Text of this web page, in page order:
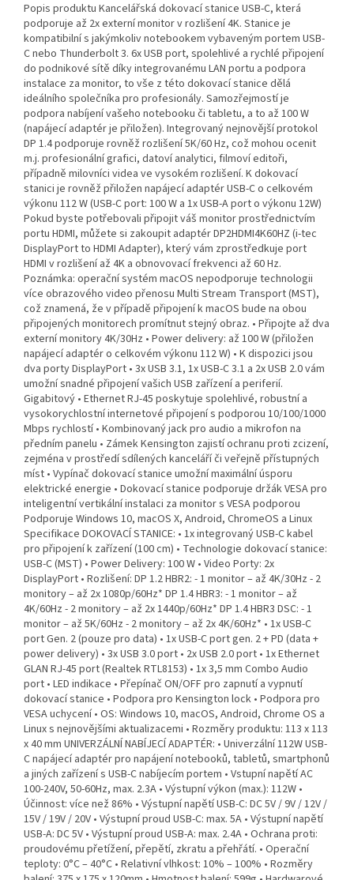
Popis produktu Kancelářská dokovací stanice USB-C, která
podporuje až 2x externí monitor v rozlišení 4K. Stanice je
kompatibilní s jakýmkoliv notebookem vybaveným portem USB-
C nebo Thunderbolt 3. 6x USB port, spolehlivé a rychlé připojení
do podnikové sítě díky integrovanému LAN portu a podpora
instalace za monitor, to vše z této dokovací stanice dělá
ideálního společníka pro profesionály. Samozřejmostí je
podpora nabíjení vašeho notebooku či tabletu, a to až 100 W
(napájecí adaptér je přiložen). Integrovaný nejnovější protokol
DP 1.4 podporuje rovněž rozlišení 5K/60 Hz, což mohou ocenit
m.j. profesionální grafici, datoví analytici, filmoví editoři,
případně milovníci videa ve vysokém rozlišení. K dokovací
stanici je rovněž přiložen napájecí adaptér USB-C o celkovém
výkonu 112 W (USB-C port: 100 W a 1x USB-A port o výkonu 12W)
Pokud byste potřebovali připojit váš monitor prostřednictvím
portu HDMI, můžete si zakoupit adaptér DP2HDMI4K60HZ (i-tec
DisplayPort to HDMI Adapter), který vám zprostředkuje port
HDMI v rozlišení až 4K a obnovovací frekvenci až 60 Hz.
Poznámka: operační systém macOS nepodporuje technologii
více obrazového video přenosu Multi Stream Transport (MST),
což znamená, že v případě připojení k macOS bude na obou
připojených monitorech promítnut stejný obraz. • Připojte až dva
externí monitory 4K/30Hz • Power delivery: až 100 W (přiložen
napájecí adaptér o celkovém výkonu 112 W) • K dispozici jsou
dva porty DisplayPort • 3x USB 3.1, 1x USB-C 3.1 a 2x USB 2.0 vám
umožní snadné připojení vašich USB zařízení a periferií.
Gigabitový • Ethernet RJ-45 poskytuje spolehlivé, robustní a
vysokorychlostní internetové připojení s podporou 10/100/1000
Mbps rychlostí • Kombinovaný jack pro audio a mikrofon na
předním panelu • Zámek Kensington zajistí ochranu proti zcizení,
zejména v prostředí sdílených kanceláří či veřejně přístupných
míst • Vypínač dokovací stanice umožní maximální úsporu
elektrické energie • Dokovací stanice podporuje držák VESA pro
inteligentní vertikální instalaci za monitor s VESA podporou
Podporuje Windows 10, macOS X, Android, ChromeOS a Linux
Specifikace DOKOVACÍ STANICE: • 1x integrovaný USB-C kabel
pro připojení k zařízení (100 cm) • Technologie dokovací stanice:
USB-C (MST) • Power Delivery: 100 W • Video Porty: 2x
DisplayPort • Rozlišení: DP 1.2 HBR2: - 1 monitor – až 4K/30Hz - 2
monitory – až 2x 1080p/60Hz* DP 1.4 HBR3: - 1 monitor – až
4K/60Hz - 2 monitory – až 2x 1440p/60Hz* DP 1.4 HBR3 DSC: - 1
monitor – až 5K/60Hz - 2 monitory – až 2x 4K/60Hz* • 1x USB-C
port Gen. 2 (pouze pro data) • 1x USB-C port gen. 2 + PD (data +
power delivery) • 3x USB 3.0 port • 2x USB 2.0 port • 1x Ethernet
GLAN RJ-45 port (Realtek RTL8153) • 1x 3,5 mm Combo Audio
port • LED indikace • Přepínač ON/OFF pro zapnutí a vypnutí
dokovací stanice • Podpora pro Kensington lock • Podpora pro
VESA uchycení • OS: Windows 10, macOS, Android, Chrome OS a
Linux s nejnovějšími aktualizacemi • Rozměry produktu: 113 x 113
x 40 mm UNIVERZÁLNÍ NABÍJECÍ ADAPTÉR: • Univerzální 112W USB-
C napájecí adaptér pro napájení notebooků, tabletů, smartphonů
a jiných zařízení s USB-C nabíjecím portem • Vstupní napětí AC
100-240V, 50-60Hz, max. 2.3A • Výstupní výkon (max.): 112W •
Účinnost: více než 86% • Výstupní napětí USB-C: DC 5V / 9V / 12V /
15V / 19V / 20V • Výstupní proud USB-C: max. 5A • Výstupní napětí
USB-A: DC 5V • Výstupní proud USB-A: max. 2.4A • Ochrana proti:
proudovému přetížení, přepětí, zkratu a přehřátí. • Operační
teploty: 0°C – 40°C • Relativní vlhkost: 10% – 100% • Rozměry